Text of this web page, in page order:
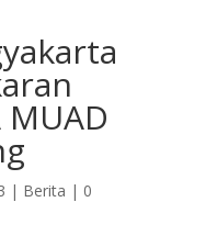
MUAD
| Berita | 0